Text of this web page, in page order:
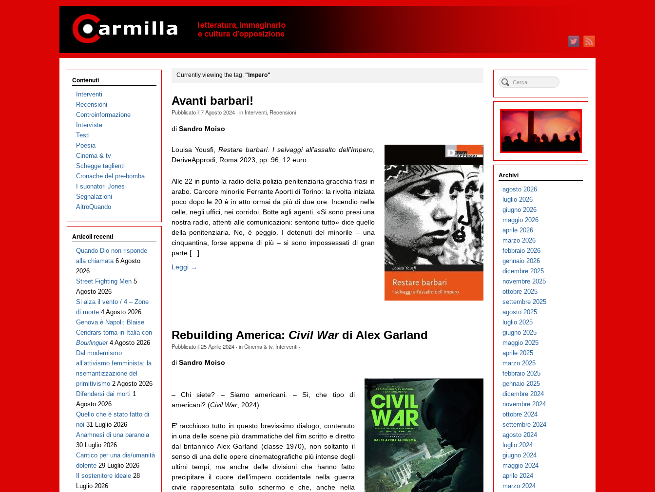
Currently viewing the tag: "Impero"
Avanti barbari!
Pubblicato il7 Agosto 2024· in Interventi, Recensioni·
di Sandro Moiso
Louisa Yousfi, Restare barbari. I selvaggi all’assalto dell’Impero,
DeriveApprodi, Roma 2023, pp. 96, 12 euro
Alle 22 in punto la radio della polizia penitenziaria gracchia frasi in
arabo. Carcere minorile Ferrante Aporti di Torino: la rivolta iniziata
poco dopo le 20 è in atto ormai da più di due ore. Incendio nelle
celle, negli uffici, nei corridoi. Botte agli agenti. «Si sono presi una
nostra radio, attenti alle comunicazioni: sentono tutto» dice quello
della penitenziaria. No, è peggio. I detenuti del minorile – una
cinquantina, forse appena di più – si sono impossessati di gran
parte [...]
Leggi →
Rebuilding America: Civil Wardi Alex Garland
Pubblicato il25 Aprile 2024· inCinema & tv, Interventi·
di Sandro Moiso
– Chi siete? – Siamo americani. – Sì, che tipo di
americani? (Civil War, 2024)
E’ racchiuso tutto in questo brevissimo dialogo, contenuto
in una delle scene più drammatiche del film scritto e diretto
dal britannico Alex Garland (classe 1970), non soltanto il
senso di una delle opere cinematografiche più intense degli
ultimi tempi, ma anche delle divisioni che hanno fatto
precipitare il cuore dell’impero occidentale nella guerra
civile rappresentata sullo schermo e che, anche nella
Contenuti
Interventi
Recensioni
Controinformazione
Interviste
Testi
Poesia
Cinema & tv
Schegge taglienti
Cronache del pre-bomba
I suonatori Jones
Segnalazioni
AltroQuando
Articoli recenti
Quando Dio non risponde
alla chiamata 6 Agosto
2026
Street Fighting Men 5
Agosto 2026
Si alza il vento / 4 – Zone
di morte 4 Agosto 2026
Genova è Napoli: Blaise
Cendrars torna in Italia con
Bourlinguer 4 Agosto 2026
Dal modernismo
all’attivismo femminista: la
risemantizzazione del
primitivismo 2 Agosto 2026
Difendersi dai morti 1
Agosto 2026
Quello che è stato fatto di
noi 31 Luglio 2026
Anamnesi di una paranoia
30 Luglio 2026
Cantico per una dis/umanità
dolente 29 Luglio 2026
Il sostenitore ideale 28
Luglio 2026
Archivi
agosto 2026
luglio 2026
giugno 2026
maggio 2026
aprile 2026
marzo 2026
febbraio 2026
gennaio 2026
dicembre 2025
novembre 2025
ottobre 2025
settembre 2025
agosto 2025
luglio 2025
giugno 2025
maggio 2025
aprile 2025
marzo 2025
febbraio 2025
gennaio 2025
dicembre 2024
novembre 2024
ottobre 2024
settembre 2024
agosto 2024
luglio 2024
giugno 2024
maggio 2024
aprile 2024
marzo 2024